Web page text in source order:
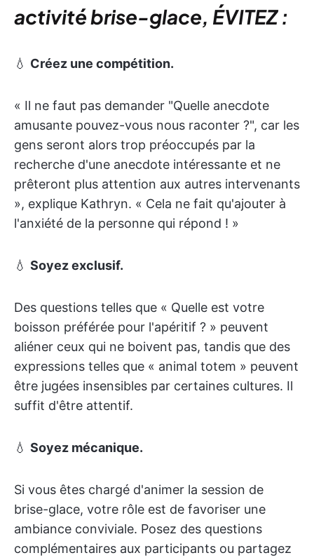
activité brise-glace, ÉVITEZ :
💧 Créez une compétition.
« Il ne faut pas demander "Quelle anecdote
amusante pouvez-vous nous raconter ?", car les
gens seront alors trop préoccupés par la
recherche d'une anecdote intéressante et ne
prêteront plus attention aux autres intervenants
», explique Kathryn. « Cela ne fait qu'ajouter à
l'anxiété de la personne qui répond ! »
💧 Soyez exclusif.
Des questions telles que « Quelle est votre
boisson préférée pour l'apéritif ? » peuvent
aliéner ceux qui ne boivent pas, tandis que des
expressions telles que « animal totem » peuvent
être jugées insensibles par certaines cultures. Il
suffit d'être attentif.
💧 Soyez mécanique.
Si vous êtes chargé d'animer la session de
brise-glace, votre rôle est de favoriser une
ambiance conviviale. Posez des questions
complémentaires aux participants ou partagez